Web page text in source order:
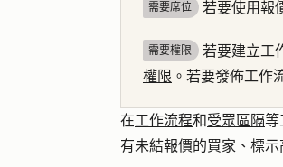
需要席位 若要使用報
需要權限 若要建立工
權限 。若要發佈工作
在工作流程和受眾區隔等
有未結報價的買家、標